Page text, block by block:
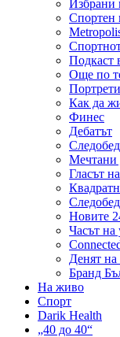
Избрани
Спортен
Подкаст
Още по
Как да
Финес
Дебатът
Мечтани
Гласът
Новите
Часът на
Денят на
Бранд
На живо
Спорт
Darik Health
„40 до 40“